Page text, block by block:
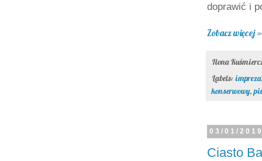
doprawić i
Zobacz więcej »
Ilona
Labels: impreza
konserwowy,
03/01/
Ciasto